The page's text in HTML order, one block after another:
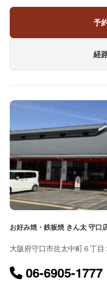
予
経
お好み焼・鉄板焼 きん太 守口
大阪府守口市佐太中町６丁目
06-6905-1777